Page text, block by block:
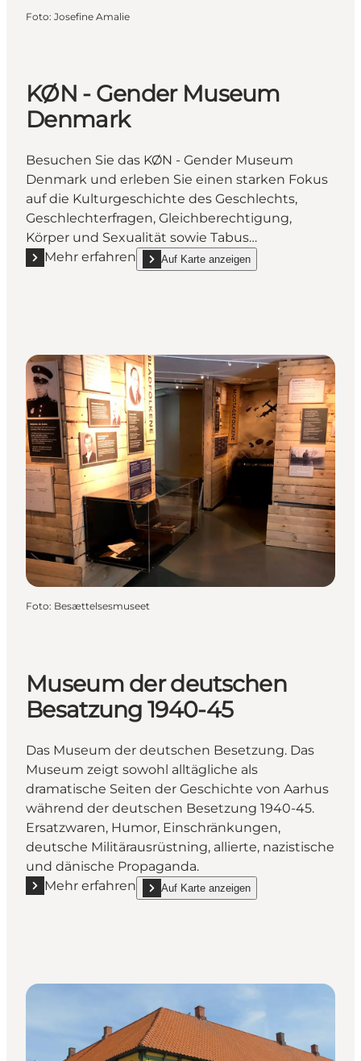
Foto: Josefine Amalie
KØN - Gender Museum
Denmark
Besuchen Sie das KØN - Gender Museum
Denmark und erleben Sie einen starken Fokus
auf die Kulturgeschichte des Geschlechts,
Geschlechterfragen, Gleichberechtigung,
Körper und Sexualität sowie Tabus…
Mehr erfahren
Mehr erfahren "KØN - Gender Museum Denmark"
Auf Karte anzeigen
show KØN - Gender Museum Denmark
Foto: Besættelsesmuseet
Museum der deutschen
Besatzung 1940-45
Das Museum der deutschen Besetzung. Das
Museum zeigt sowohl alltägliche als
dramatische Seiten der Geschichte von Aarhus
während der deutschen Besetzung 1940-45.
Ersatzwaren, Humor, Einschränkungen,
deutsche Militärausrüstning, allierte, nazistische
und dänische Propaganda.
Mehr erfahren
Mehr erfahren "Museum der deutschen Besatzung
Auf Karte anzeigen
show Museum der deutschen Besatzung